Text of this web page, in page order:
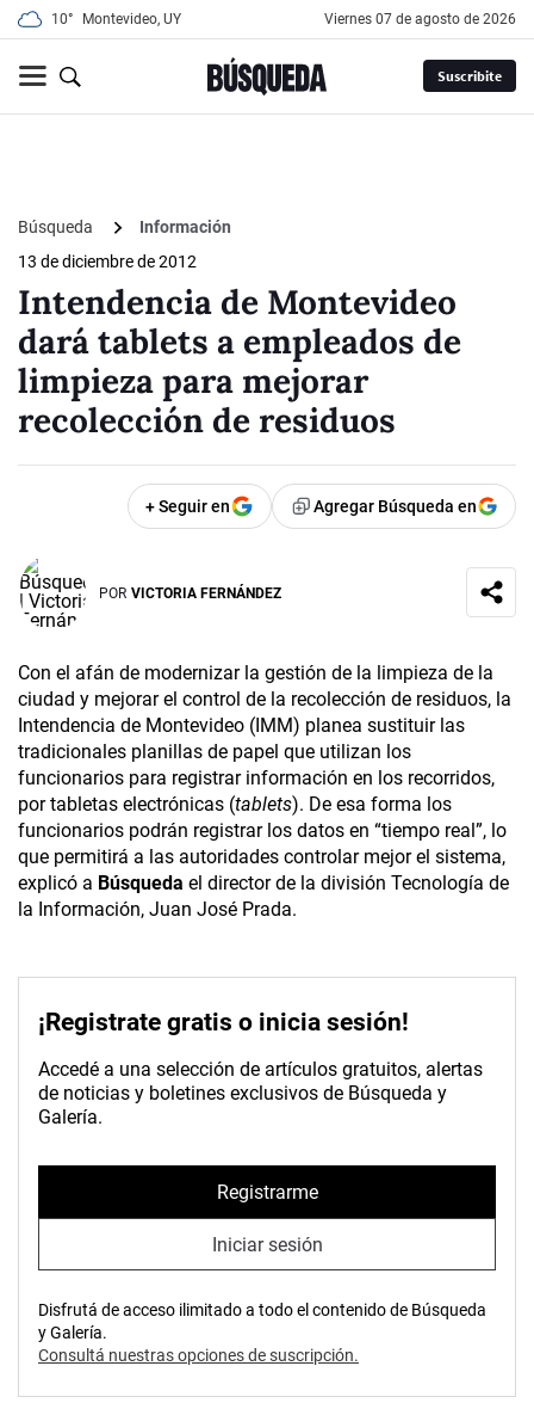
10° Montevideo, UY viernes 07 de agosto de 2026
Suscribite
Búsqueda
Información
13 de diciembre de 2012
Intendencia de Montevideo
dará tablets a empleados de
limpieza para mejorar
recolección de residuos
+ Seguir en Agregar Búsqueda en
POR VICTORIA FERNÁNDEZ
Con el afán de modernizar la gestión de la limpieza de la
ciudad y mejorar el control de la recolección de residuos, la
Intendencia de Montevideo (IMM) planea sustituir las
tradicionales planillas de papel que utilizan los
funcionarios para registrar información en los recorridos,
por tabletas electrónicas (tablets). De esa forma los
funcionarios podrán registrar los datos en “tiempo real”, lo
que permitirá a las autoridades controlar mejor el sistema,
explicó a Búsqueda el director de la división Tecnología de
la Información, Juan José Prada.
¡Registrate gratis o inicia sesión!
Accedé a una selección de artículos gratuitos, alertas
de noticias y boletines exclusivos de Búsqueda y
Galería.
Registrarme
Iniciar sesión
Disfrutá de acceso ilimitado a todo el contenido de Búsqueda
y Galería.
Consultá nuestras opciones de suscripción.